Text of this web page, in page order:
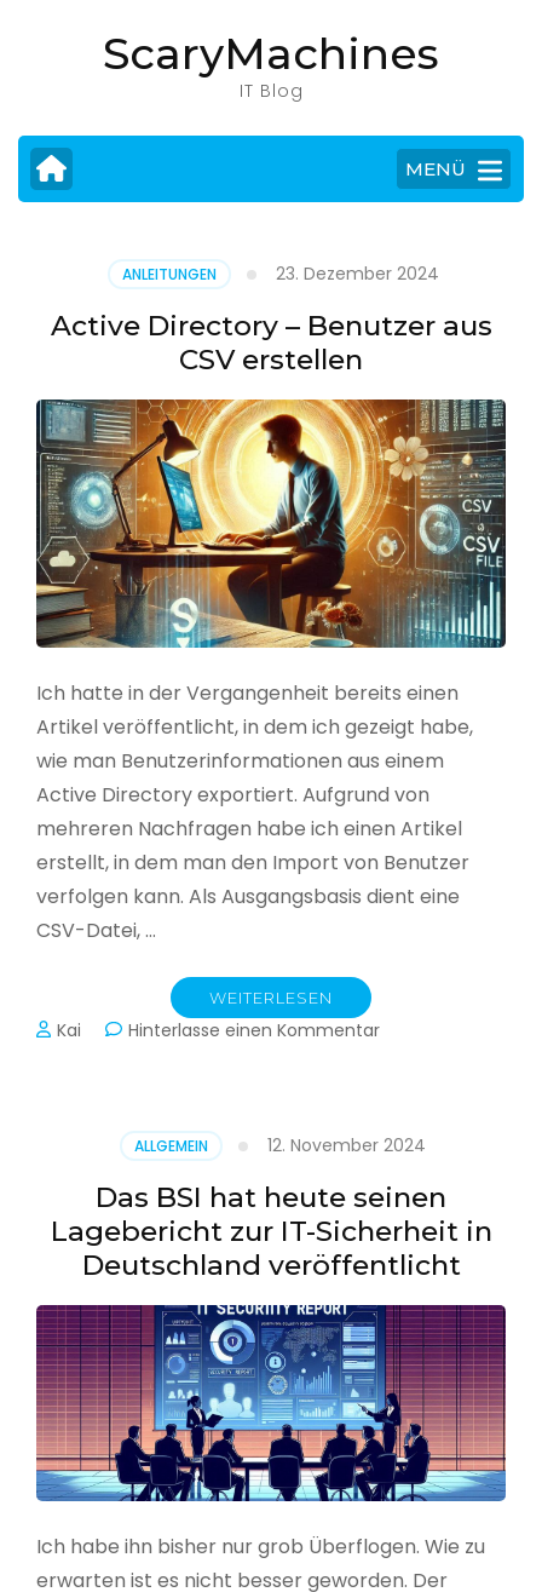
drücken)
ScaryMachines
IT Blog
MENÜ
ANLEITUNGEN 23. Dezember 2024
Active Directory – Benutzer aus
CSV erstellen
Ich hatte in der Vergangenheit bereits einen
Artikel veröffentlicht, in dem ich gezeigt habe,
wie man Benutzerinformationen aus einem
Active Directory exportiert. Aufgrund von
mehreren Nachfragen habe ich einen Artikel
erstellt, in dem man den Import von Benutzer
verfolgen kann. Als Ausgangsbasis dient eine
CSV-Datei, …
WEITERLESEN
Kai Hinterlasse einen Kommentarzu
aus
CSV
erstellen
ALLGEMEIN 12. November 2024
Das BSI hat heute seinen
Lagebericht zur IT-Sicherheit in
Deutschland veröffentlicht
Ich habe ihn bisher nur grob Überflogen. Wie zu
erwarten ist es nicht besser geworden. Der